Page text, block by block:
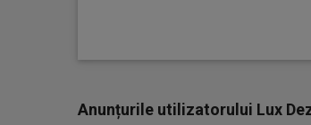
Anunțurile utilizatorului Lux